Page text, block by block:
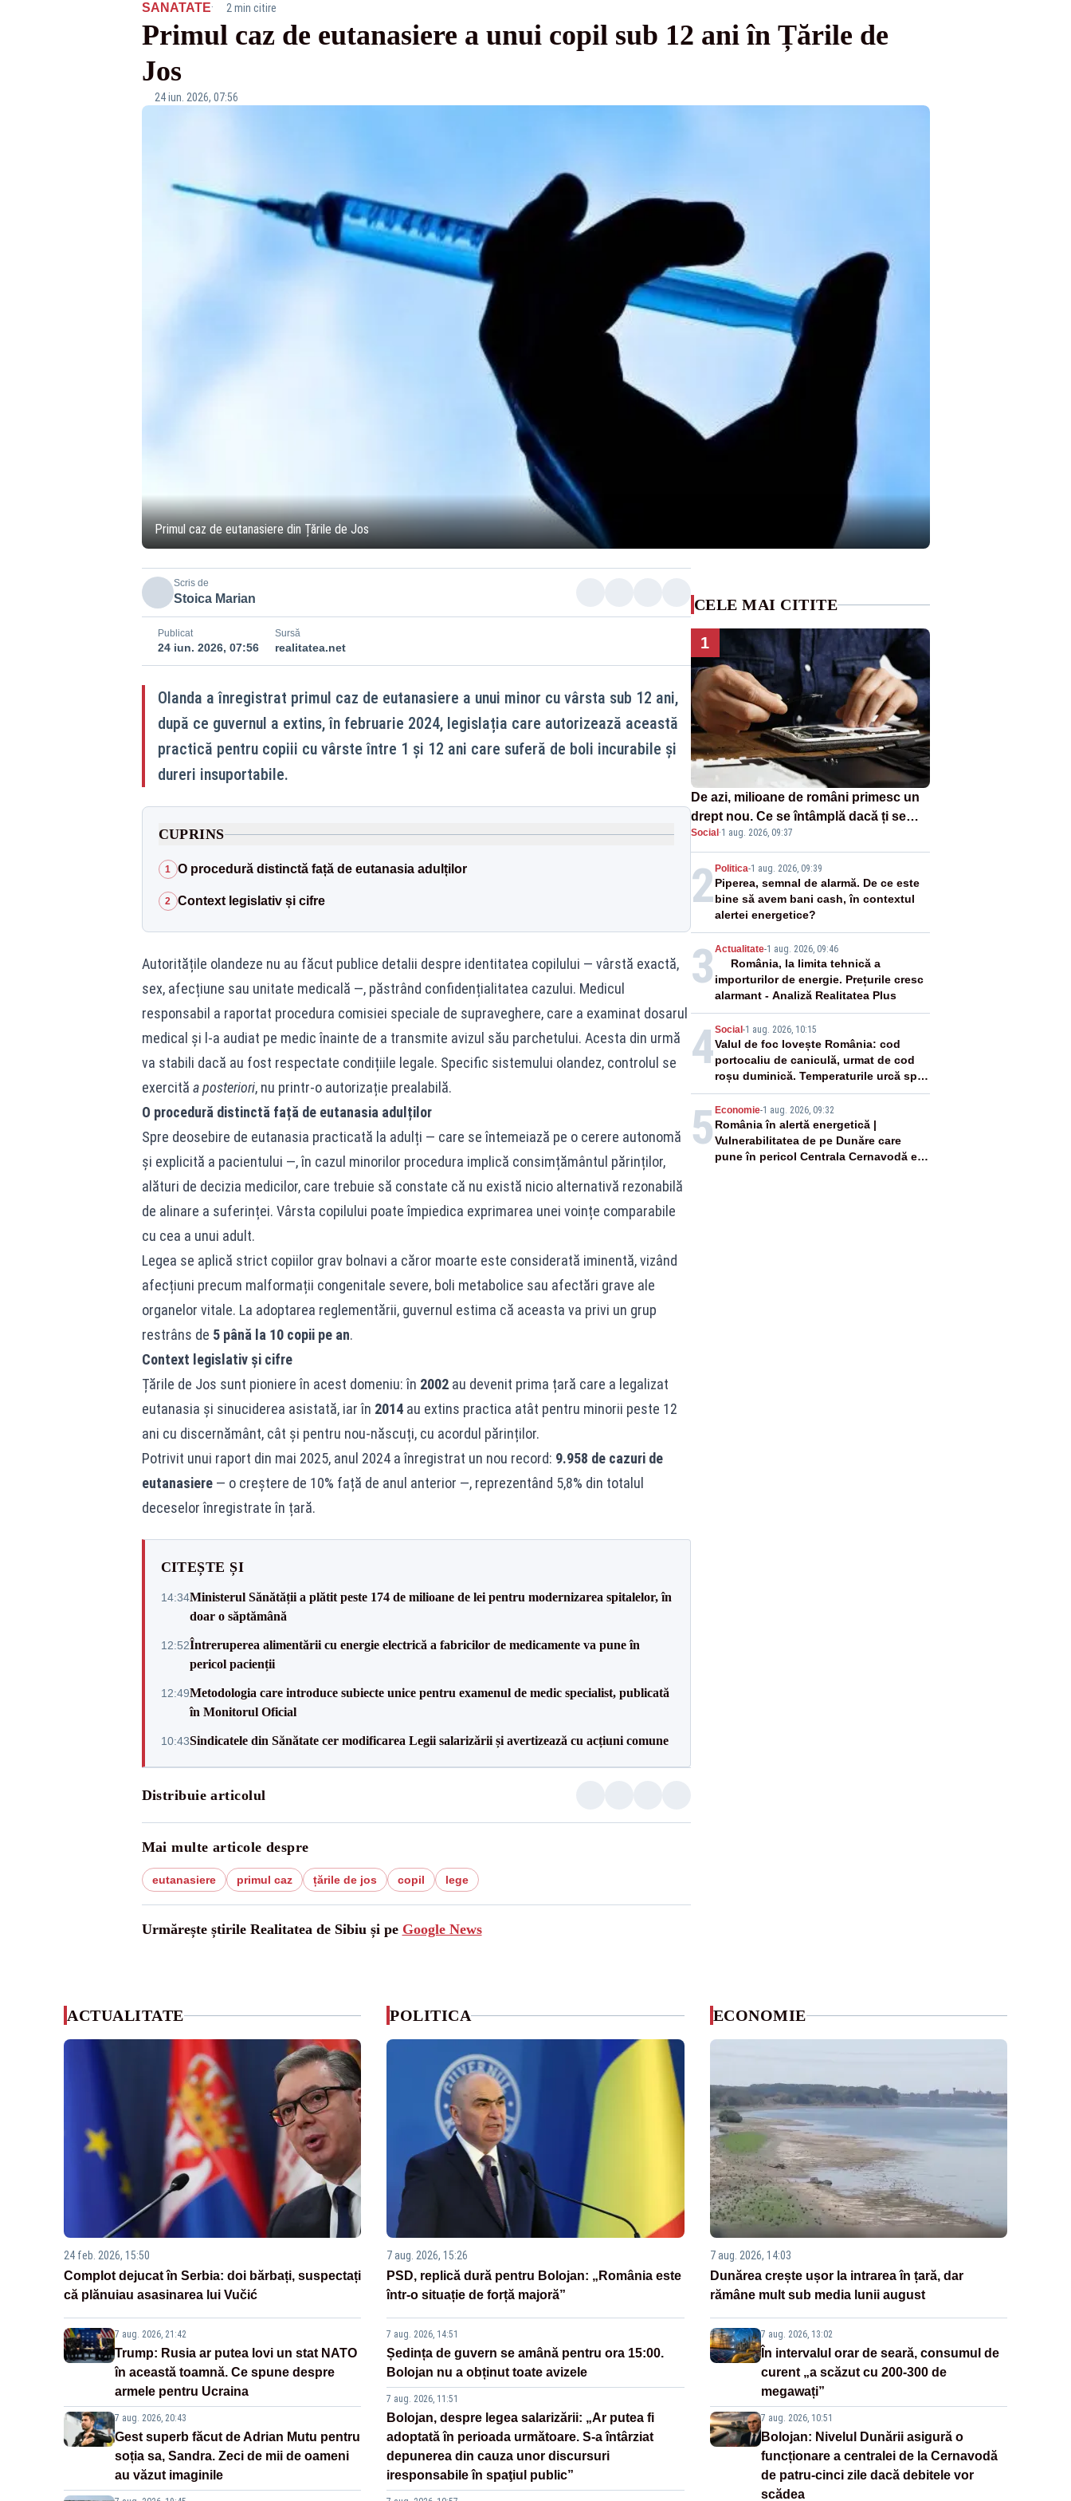
SANATATE· 2 min citire
Primul caz de eutanasiere a unui copil sub 12 ani în Țările de
Jos
24 iun. 2026, 07:56
Primul caz de eutanasiere din Țările de Jos
Scris de
Stoica Marian
Publicat
24 iun. 2026, 07:56
Sursă
realitatea.net
Olanda a înregistrat primul caz de eutanasiere a unui minor cu vârsta sub 12 ani,
după ce guvernul a extins, în februarie 2024, legislația care autorizează această
practică pentru copiii cu vârste între 1 și 12 ani care suferă de boli incurabile și
dureri insuportabile.
CUPRINS
1 O procedură distinctă față de eutanasia adulților
2 Context legislativ și cifre
Autoritățile olandeze nu au făcut publice detalii despre identitatea copilului — vârstă exactă,
sex, afecțiune sau unitate medicală —, păstrând confidențialitatea cazului. Medicul
responsabil a raportat procedura comisiei speciale de supraveghere, care a examinat dosarul
medical și l-a audiat pe medic înainte de a transmite avizul său parchetului. Acesta din urmă
va stabili dacă au fost respectate condițiile legale. Specific sistemului olandez, controlul se
exercită a posteriori, nu printr-o autorizație prealabilă.
O procedură distinctă față de eutanasia adulților
Spre deosebire de eutanasia practicată la adulți — care se întemeiază pe o cerere autonomă
și explicită a pacientului —, în cazul minorilor procedura implică consimțământul părinților,
alături de decizia medicilor, care trebuie să constate că nu există nicio alternativă rezonabilă
de alinare a suferinței. Vârsta copilului poate împiedica exprimarea unei voințe comparabile
cu cea a unui adult.
Legea se aplică strict copiilor grav bolnavi a căror moarte este considerată iminentă, vizând
afecțiuni precum malformații congenitale severe, boli metabolice sau afectări grave ale
organelor vitale. La adoptarea reglementării, guvernul estima că aceasta va privi un grup
restrâns de 5 până la 10 copii pe an.
Context legislativ și cifre
Țările de Jos sunt pioniere în acest domeniu: în 2002au devenit prima țară care a legalizat
eutanasia și sinuciderea asistată, iar în 2014au extins practica atât pentru minorii peste 12
ani cu discernământ, cât și pentru nou-născuți, cu acordul părinților.
Potrivit unui raport din mai 2025, anul 2024 a înregistrat un nou record: 9.958 de cazuri de
eutanasiere— o creștere de 10% față de anul anterior —, reprezentând 5,8% din totalul
deceselor înregistrate în țară.
CITEȘTE ȘI
14:34Ministerul Sănătății a plătit peste 174 de milioane de lei pentru modernizarea spitalelor, în
doar o săptămână
12:52Întreruperea alimentării cu energie electrică a fabricilor de medicamente va pune în
pericol pacienții
12:49Metodologia care introduce subiecte unice pentru examenul de medic specialist, publicată
în Monitorul Oficial
10:43Sindicatele din Sănătate cer modificarea Legii salarizării și avertizează cu acțiuni comune
Distribuie articolul
Mai multe articole despre
eutanasiere primul caz țările de jos copil lege
Urmărește știrile Realitatea de Sibiu și pe Google News
CELE MAI CITITE
1
De azi, milioane de români primesc un
drept nou. Ce se întâmplă dacă ți se
strică un produs
Social ·1 aug. 2026, 09:37
2 Politica-1 aug. 2026, 09:39
Piperea, semnal de alarmă. De ce este
bine să avem bani cash, în contextul
alertei energetice?
3 Actualitate-1 aug. 2026, 09:46
România, la limita tehnică a
importurilor de energie. Prețurile cresc
alarmant - Analiză Realitatea Plus
4Social -1 aug. 2026, 10:15
Valul de foc lovește România: cod
portocaliu de caniculă, urmat de cod
roșu duminică. Temperaturile urcă spre
40°C
5 Economie-1 aug. 2026, 09:32
România în alertă energetică |
Vulnerabilitatea de pe Dunăre care
pune în pericol Centrala Cernavodă era
ACTUALITATE
24 feb. 2026, 15:50
Complot dejucat în Serbia: doi bărbați, suspectați
că plănuiau asasinarea lui Vučić
7 aug. 2026, 21:42
Trump: Rusia ar putea lovi un stat NATO
în această toamnă. Ce spune despre
armele pentru Ucraina
7 aug. 2026, 20:43
Gest superb făcut de Adrian Mutu pentru
soția sa, Sandra. Zeci de mii de oameni
au văzut imaginile
POLITICA
7 aug. 2026, 15:26
PSD, replică dură pentru Bolojan: „România este
într-o situație de forță majoră”
7 aug. 2026, 14:51
Ședința de guvern se amână pentru ora 15:00.
Bolojan nu a obținut toate avizele
7 aug. 2026, 11:51
Bolojan, despre legea salarizării: „Ar putea fi
adoptată în perioada următoare. S-a întârziat
depunerea din cauza unor discursuri
iresponsabile în spaţiul public”
ECONOMIE
7 aug. 2026, 14:03
Dunărea crește ușor la intrarea în țară, dar
rămâne mult sub media lunii august
7 aug. 2026, 13:02
În intervalul orar de seară, consumul de
curent „a scăzut cu 200-300 de
megawați”
7 aug. 2026, 10:51
Bolojan: Nivelul Dunării asigură o
funcționare a centralei de la Cernavodă
de patru-cinci zile dacă debitele vor
scădea